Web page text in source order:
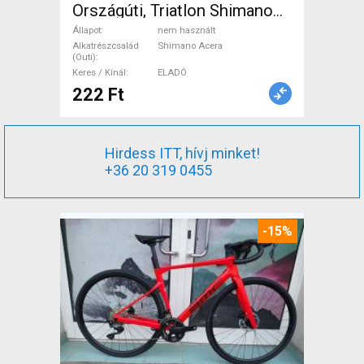
Országúti, Triatlon Shimano
Acera tárcsafék nem használt
ELADÓ
Állapot
nem használt
Alkatrészcsalád
(Outi)
Shimano Acera
Keres / Kínál ELADÓ
222 Ft
Hirdess ITT, hívj minket!
+36 20 319 0455
-15%